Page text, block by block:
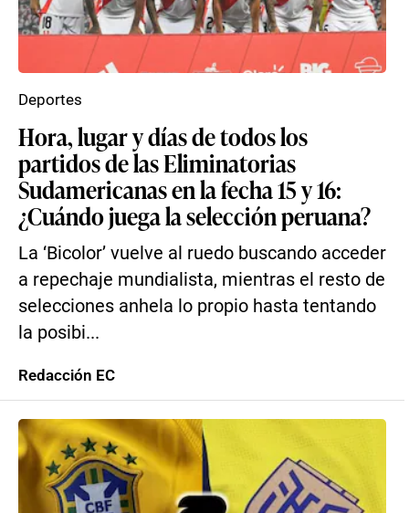
Hora, lugar y días de todos los
partidos de las Eliminatorias
Sudamericanas en la fecha 15 y 16:
¿Cuándo juega la selección peruana?
La ‘Bicolor’ vuelve al ruedo buscando acceder
a repechaje mundialista, mientras el resto de
selecciones anhela lo propio hasta tentando
la posibi...
Deportes
Redacción EC